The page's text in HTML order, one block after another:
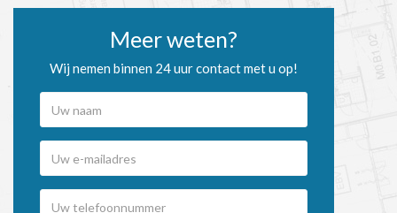
Meer weten?
Wij nemen binnen 24 uur contact met u op!